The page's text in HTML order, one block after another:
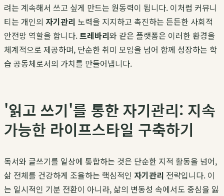
려는 계속해서 쓰고 싶게 만드는 원동력이 됩니다. 이처럼 커뮤니
티는 개인의 자기관리 노력을 지지하고 촉진하는 든든한 사회적
안전망 역할을 합니다.트레바리와 같은 플랫폼은 이러한 환경을
체계적으로 제공하며, 단순한 취미 모임을 넘어 함께 성장하는 학
습 공동체로서의 가치를 만들어냅니다.
'읽고 쓰기'를 통한 자기관리: 지속
가능한 라이프스타일 구축하기
독서와 글쓰기를 일상에 통합하는 것은 단순한 지적 활동을 넘어,
삶 전체를 건강하게 조율하는 핵심적인 자기관리 전략입니다. 이
는 일시적인 기분 전환이 아니라, 삶의 변동성 속에서도 중심을 잃